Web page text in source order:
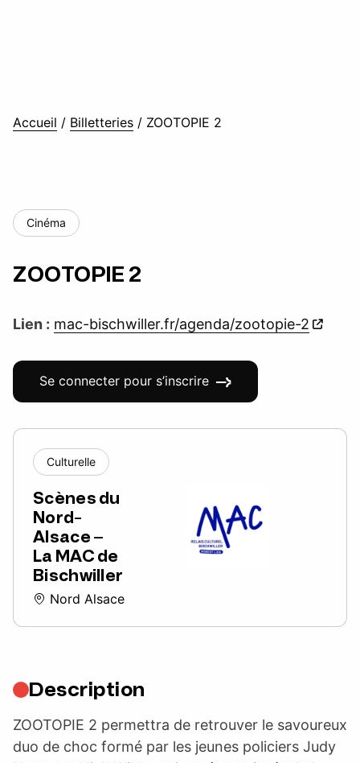
Accueil / Billetteries / ZOOTOPIE 2
Cinéma
ZOOTOPIE 2
Lien : mac-bischwiller.fr/agenda/zootopie-2
Se connecter pour s’inscrire
Culturelle
Scènes du
Nord-
Alsace –
La MAC de
Bischwiller
Nord Alsace
Description
ZOOTOPIE 2 permettra de retrouver le savoureux
duo de choc formé par les jeunes policiers Judy